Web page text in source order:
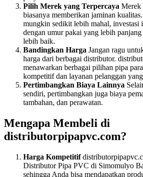
Pilih Merek yang Terpercaya Merek
biasanya memberikan jaminan
mungkin sedikit lebih mahal, investasi
dengan umur pakai yang lebih
lebih baik.
Bandingkan Harga Jangan ragu
harga dari berbagai distributor.
menawarkan berbagai pilihan pipa
kompetitif dan layanan pelanggan
Pertimbangkan Biaya Lainnya
sendiri, pertimbangkan juga biaya
tambahan, dan perawatan.
Mengapa Membeli di
distributorpipapvc.com?
Harga Kompetitif
Distributor Pipa PVC di Simomulyo
sehingga Anda bisa mendapatkan